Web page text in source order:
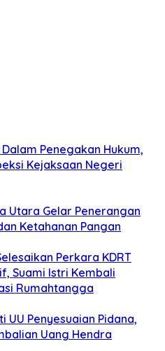
Penegakan Hukum,
Kejaksaan Negeri
Utara Gelar Penerangan
Ketahanan Pangan
Perkara KDRT
Suami Istri Kembali
Rumahtangga
UU Penyesuaian Pidana,
Uang Hendra